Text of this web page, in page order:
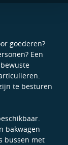
goederen?
Een
te besturen
bakwagen
bussen met